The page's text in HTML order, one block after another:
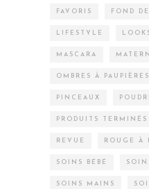
FAVORIS FOND
LIFESTYLE
MASCARA
OMBRES À PAUPIÈRES
PINCEAUX
PRODUITS TERMINÉS
REVUE ROUGE À
SOINS BÉBÉ
SOINS MAINS